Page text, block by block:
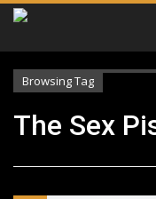
Browsing Tag
The Sex